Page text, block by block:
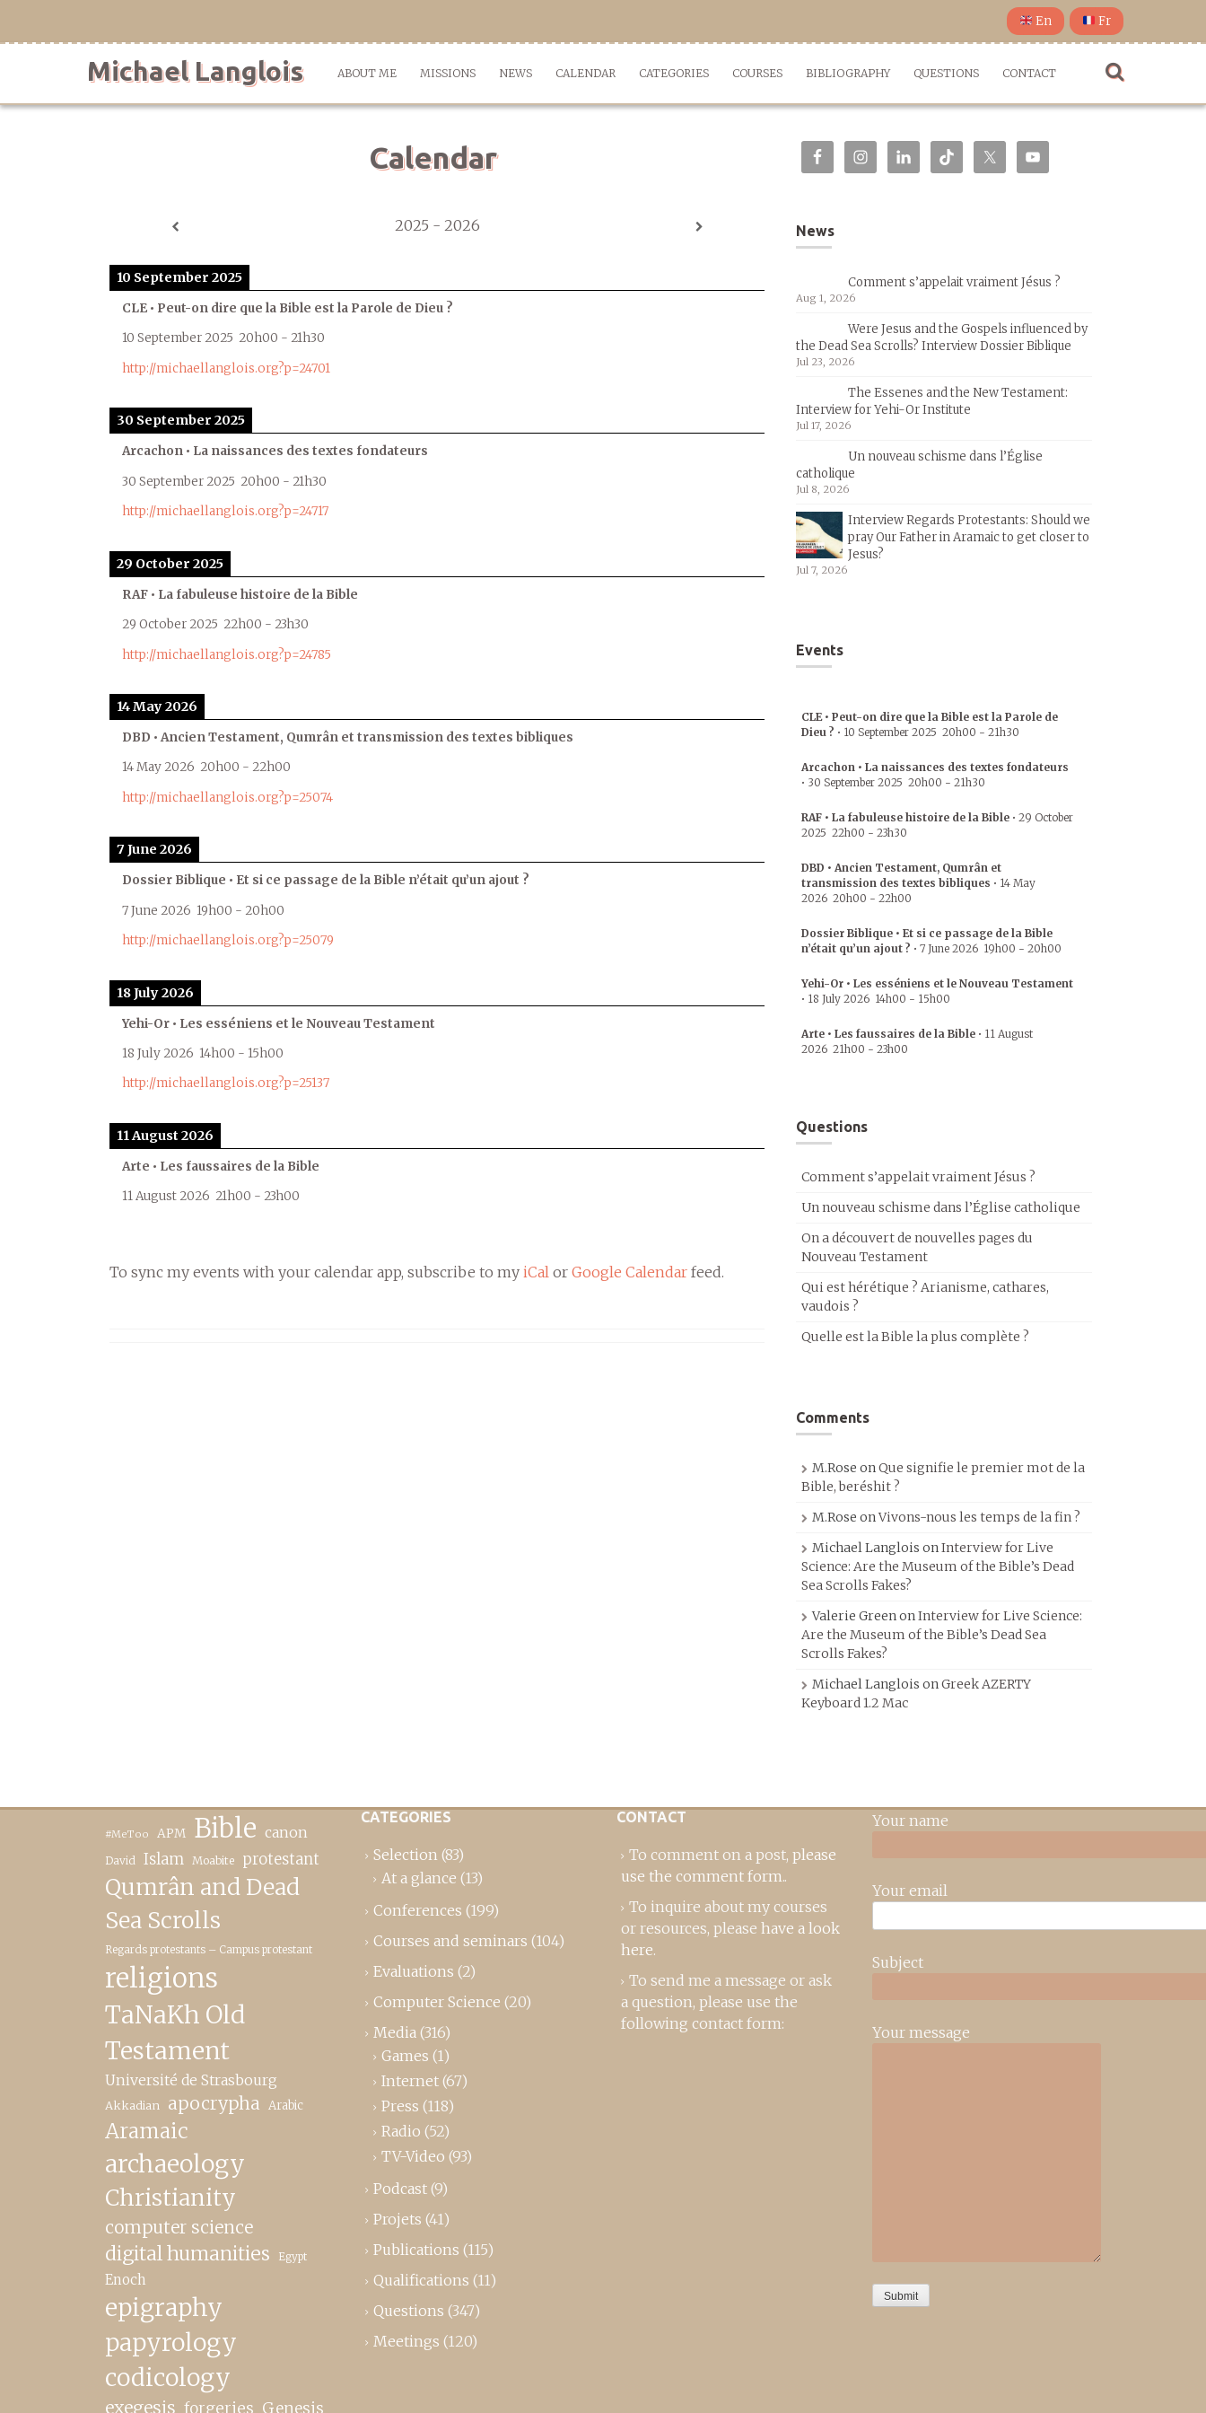
En Fr
Michael Langlois ABOUT ME MISSIONS NEWS CALENDAR CATEGORIES COURSES BIBLIOGRAPHY QUESTIONS CONTACT
Calendar
2025 - 2026
10 September 2025
CLE • Peut-on dire que la Bible est la Parole de Dieu ?
10 September 2025 20h00 - 21h30
http://michaellanglois.org?p=24701
30 September 2025
Arcachon • La naissances des textes fondateurs
30 September 2025 20h00 - 21h30
http://michaellanglois.org?p=24717
29 October 2025
RAF • La fabuleuse histoire de la Bible
29 October 2025 22h00 - 23h30
http://michaellanglois.org?p=24785
14 May 2026
DBD • Ancien Testament, Qumrân et transmission des textes bibliques
14 May 2026 20h00 - 22h00
http://michaellanglois.org?p=25074
7 June 2026
Dossier Biblique • Et si ce passage de la Bible n’était qu’un ajout ?
7 June 2026 19h00 - 20h00
http://michaellanglois.org?p=25079
18 July 2026
Yehi-Or • Les esséniens et le Nouveau Testament
18 July 2026 14h00 - 15h00
http://michaellanglois.org?p=25137
11 August 2026
Arte • Les faussaires de la Bible
11 August 2026 21h00 - 23h00
To sync my events with your calendar app, subscribe to my iCal or Google Calendar feed.
News
Comment s’appelait vraiment Jésus ?
Aug 1, 2026
Were Jesus and the Gospels influenced by
the Dead Sea Scrolls? Interview Dossier Biblique
Jul 23, 2026
The Essenes and the New Testament:
Interview for Yehi-Or Institute
Jul 17, 2026
Un nouveau schisme dans l’Église
catholique
Jul 8, 2026
Interview Regards Protestants: Should we
pray Our Father in Aramaic to get closer to
Jesus?
Jul 7, 2026
Events
CLE • Peut-on dire que la Bible est la Parole de
Dieu ? • 10 September 2025 20h00 - 21h30
Arcachon • La naissances des textes fondateurs
• 30 September 2025 20h00 - 21h30
RAF • La fabuleuse histoire de la Bible • 29 October
2025 22h00 - 23h30
DBD • Ancien Testament, Qumrân et
transmission des textes bibliques • 14 May
2026 20h00 - 22h00
Dossier Biblique • Et si ce passage de la Bible
n’était qu’un ajout ? • 7 June 2026 19h00 - 20h00
Yehi-Or • Les esséniens et le Nouveau Testament
• 18 July 2026 14h00 - 15h00
Arte • Les faussaires de la Bible • 11 August
2026 21h00 - 23h00
Questions
Comment s’appelait vraiment Jésus ?
Un nouveau schisme dans l’Église catholique
On a découvert de nouvelles pages du
Nouveau Testament
Qui est hérétique ? Arianisme, cathares,
vaudois ?
Quelle est la Bible la plus complète ?
Comments
M.Rose onQue signifie le premier mot de la
Bible, beréshit ?
M.Rose onVivons-nous les temps de la fin ?
Michael Langlois onInterview for Live
Science: Are the Museum of the Bible’s Dead
Sea Scrolls Fakes?
Valerie GreenonInterview for Live Science:
Are the Museum of the Bible’s Dead Sea
Scrolls Fakes?
Michael Langlois onGreek AZERTY
Keyboard 1.2 Mac
#MeToo APM Bible canon
David Islam Moabite protestant
Qumrân and Dead
Sea Scrolls
Regards protestants – Campus protestant
religions
TaNaKh Old
Testament
Université de Strasbourg
Akkadian apocrypha Arabic
Aramaic
archaeology
Christianity
computer science
digital humanities Egypt
Enoch
epigraphy
papyrology
codicology
exegesis forgeries Genesis
CATEGORIES
Selection (83)
At a glance (13)
Conferences (199)
Courses and seminars (104)
Evaluations (2)
Computer Science (20)
Media (316)
Games (1)
Internet (67)
Press (118)
Radio (52)
TV-Video (93)
Podcast (9)
Projets (41)
Publications (115)
Qualifications (11)
Questions (347)
Meetings (120)
CONTACT
To comment on a post, please
use the comment form..
To inquire about my courses
or resources, please have a look
here.
To send me a message or ask
a question, please use the
following contact form:
Your name
Your email
Subject
Your message